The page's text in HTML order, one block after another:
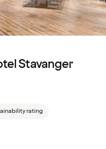
Stavanger
rating